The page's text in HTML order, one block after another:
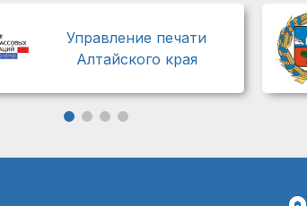
Управление печати
Алтайского края